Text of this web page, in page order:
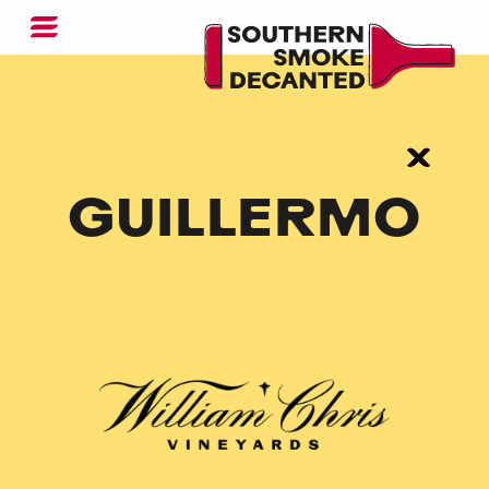
GUILLERMO